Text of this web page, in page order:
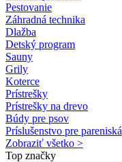
Pestovanie
Záhradná technika
Dlažba
Detský program
Sauny
Grily
Koterce
Prístrešky
Prístrešky na drevo
Búdy pre psov
Príslušenstvo pre pareniská
Zobraziť všetko >
Top značky